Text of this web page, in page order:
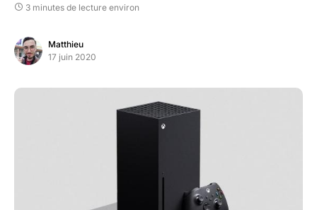
3 minutes de lecture environ
Matthieu
17 juin 2020